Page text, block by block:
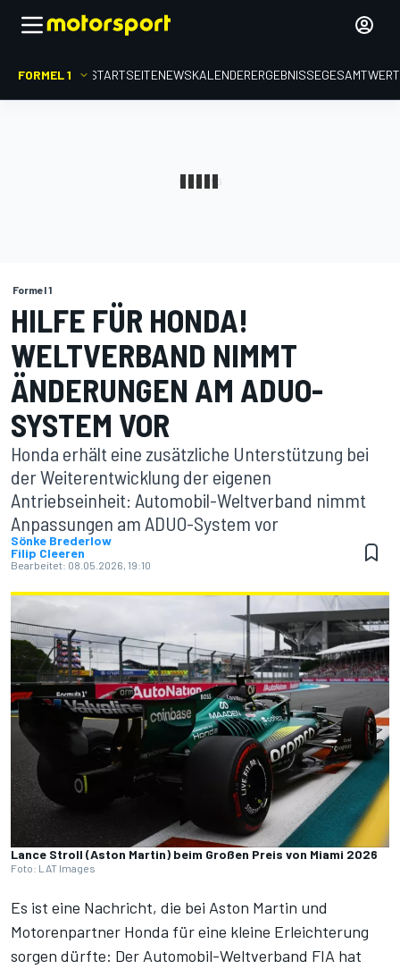
FORMEL 1 STARTSEITENEWSKALENDERERGEBNISSE
Formel 1
HILFE FÜR HONDA!
WELTVERBAND NIMMT
ÄNDERUNGEN AM ADUO-
SYSTEM VOR
Honda erhält eine zusätzliche Unterstützung bei
der Weiterentwicklung der eigenen
Antriebseinheit: Automobil-Weltverband nimmt
Anpassungen am ADUO-System vor
Sönke Brederlow
Filip Cleeren
Bearbeitet: 08.05.2026, 19:10
Lance Stroll (Aston Martin) beim Großen Preis von Miami 2026
Foto: LAT Images
Es ist eine Nachricht, die bei Aston Martin und
Motorenpartner Honda für eine kleine Erleichterung
sorgen dürfte: Der Automobil-Weltverband FIA hat